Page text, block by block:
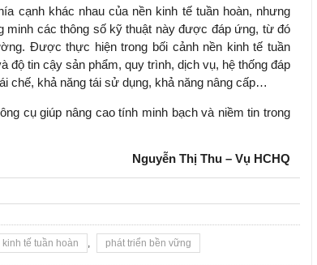
cạnh khác nhau của nền kinh tế tuần hoàn, nhưng
minh các thông số kỹ thuật này được đáp ứng, từ đó
Được thực hiện trong bối cảnh nền kinh tế tuần
độ tin cậy sản phẩm, quy trình, dịch vụ, hệ thống đáp
chế, khả năng tái sử dụng, khả năng nâng cấp…
cụ giúp nâng cao tính minh bạch và niềm tin trong
Nguyễn Thị Thu – Vụ HCHQ
kinh tế tuần hoàn , phát triển bền vững
làm
thực tế
như tăng
cơ chế
Việc sử dụng hiệu quả chính
sách tài khóa không chỉ mang ý
nghĩa hỗ trợ ngắn hạn mà còn
đóng vai trò tạo nền tảng cho
tăng trưởng bền vững dài hạn.